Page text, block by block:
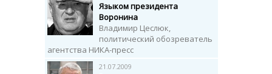
Языком президента
Воронина
Владимир Цеслюк,
политический обозреватель
агентства НИКА-пресс
21.07.2009